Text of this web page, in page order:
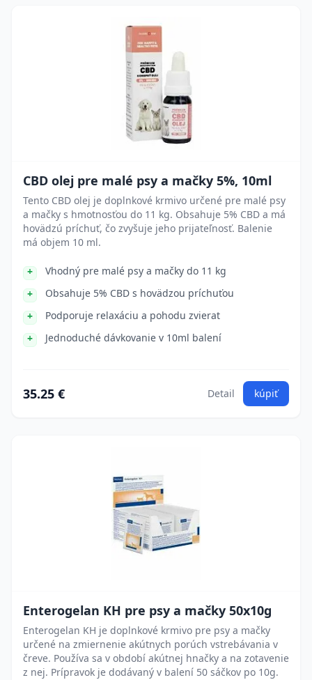
CBD olej pre malé psy a mačky 5%, 10ml
Tento CBD olej je doplnkové krmivo určené pre malé psy
a mačky s hmotnosťou do 11 kg. Obsahuje 5% CBD a má
hovädzú príchuť, čo zvyšuje jeho prijateľnosť. Balenie
má objem 10 ml.
Vhodný pre malé psy a mačky do 11 kg
Obsahuje 5% CBD s hovädzou príchuťou
Podporuje relaxáciu a pohodu zvierat
Jednoduché dávkovanie v 10ml balení
35.25 € Detail kúpiť
Enterogelan KH pre psy a mačky 50x10g
Enterogelan KH je doplnkové krmivo pre psy a mačky
určené na zmiernenie akútnych porúch vstrebávania v
čreve. Používa sa v období akútnej hnačky a na zotavenie
z nej. Prípravok je dodávaný v balení 50 sáčkov po 10g.